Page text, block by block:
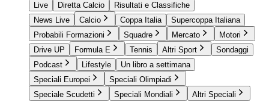
Live
Diretta Calcio
Risultati e Classifiche
News Live
Calcio Coppa Italia
Supercoppa Italiana
Probabili Formazioni
Squadre Mercato
Motori
Drive UP
Formula E Tennis Altri Sport
Sondaggi
Podcast
Lifestyle
Un libro a settimana
Speciali Europei
Speciali Olimpiadi
Speciale Scudetti
Speciali Mondiali Altri Speciali